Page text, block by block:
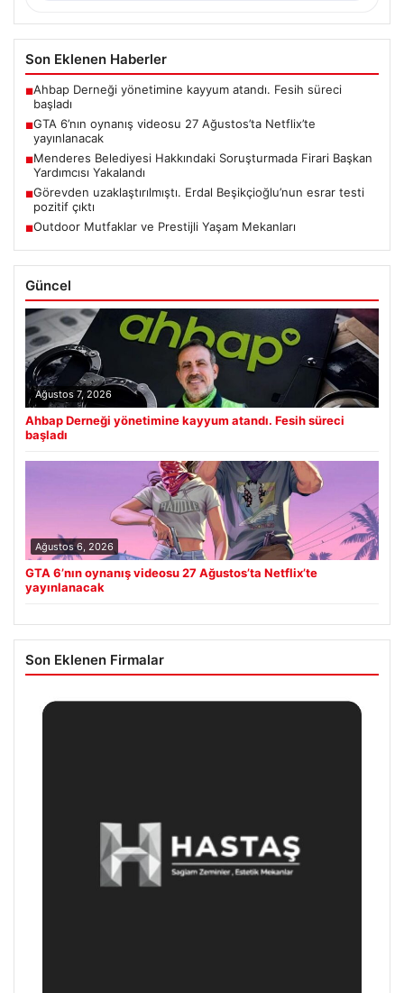
Son Eklenen Haberler
■Ahbap Derneği yönetimine kayyum atandı. Fesih süreci
başladı
■GTA 6’nın oynanış videosu 27 Ağustos’ta Netflix’te
yayınlanacak
■Menderes Belediyesi Hakkındaki Soruşturmada Firari Başkan
Yardımcısı Yakalandı
■Görevden uzaklaştırılmıştı. Erdal Beşikçioğlu’nun esrar testi
pozitif çıktı
■Outdoor Mutfaklar ve Prestijli Yaşam Mekanları
Güncel
Ağustos 7, 2026
Ahbap Derneği yönetimine kayyum atandı. Fesih süreci
başladı
Ağustos 6, 2026
GTA 6’nın oynanış videosu 27 Ağustos’ta Netflix’te
yayınlanacak
Son Eklenen Firmalar